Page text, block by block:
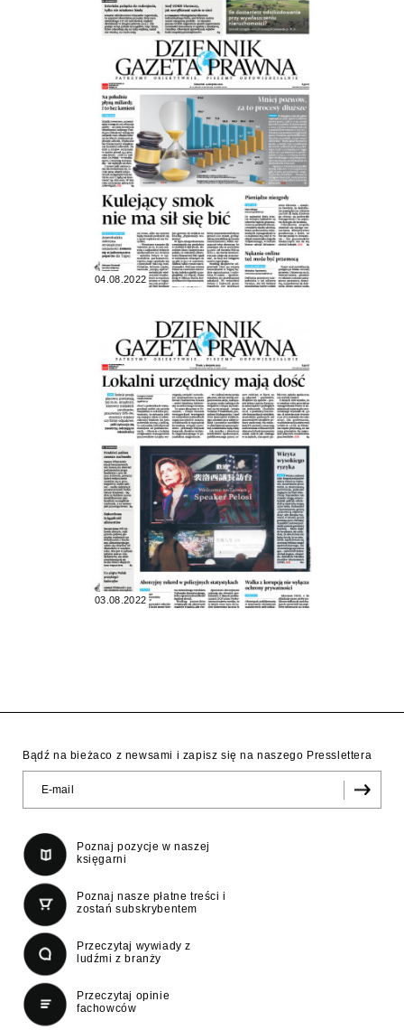
04.08.2022
03.08.2022
Bądź na bieżaco z newsami i zapisz się na naszego Presslettera
Poznaj pozycje w naszej
księgarni
Poznaj nasze płatne treści i
zostań subskrybentem
Przeczytaj wywiady z
ludźmi z branży
Przeczytaj opinie
fachowców